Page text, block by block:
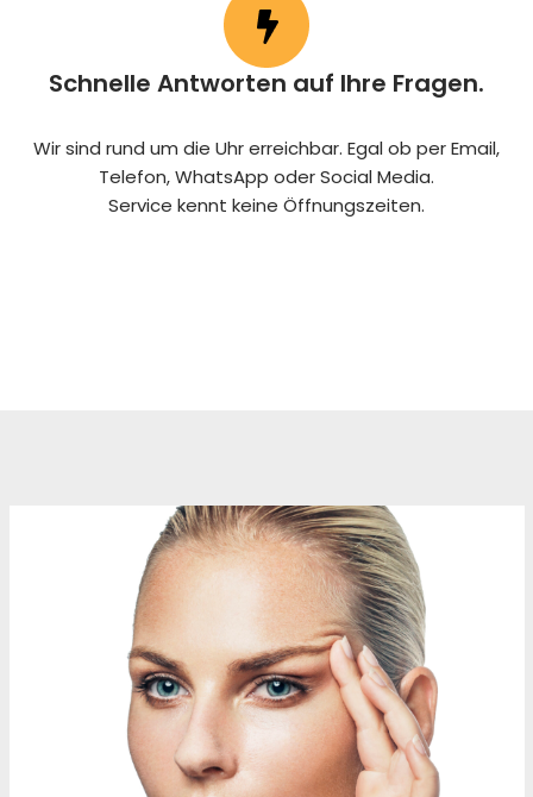
Schnelle Antworten auf Ihre Fragen.
Wir sind rund um die Uhr erreichbar. Egal ob per Email,
Telefon, WhatsApp oder Social Media.
Service kennt keine Öffnungszeiten.